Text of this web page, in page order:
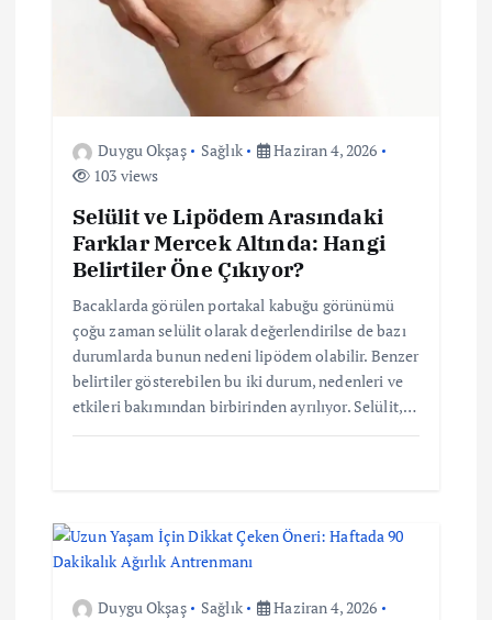
Duygu Okşaş Sağlık
Haziran 4, 2026
103 views
Selülit ve Lipödem Arasındaki
Farklar Mercek Altında: Hangi
Belirtiler Öne Çıkıyor?
Bacaklarda görülen portakal kabuğu görünümü
çoğu zaman selülit olarak değerlendirilse de bazı
durumlarda bunun nedeni lipödem olabilir. Benzer
belirtiler gösterebilen bu iki durum, nedenleri ve
etkileri bakımından birbirinden ayrılıyor. Selülit,…
Duygu Okşaş Sağlık
Haziran 4, 2026